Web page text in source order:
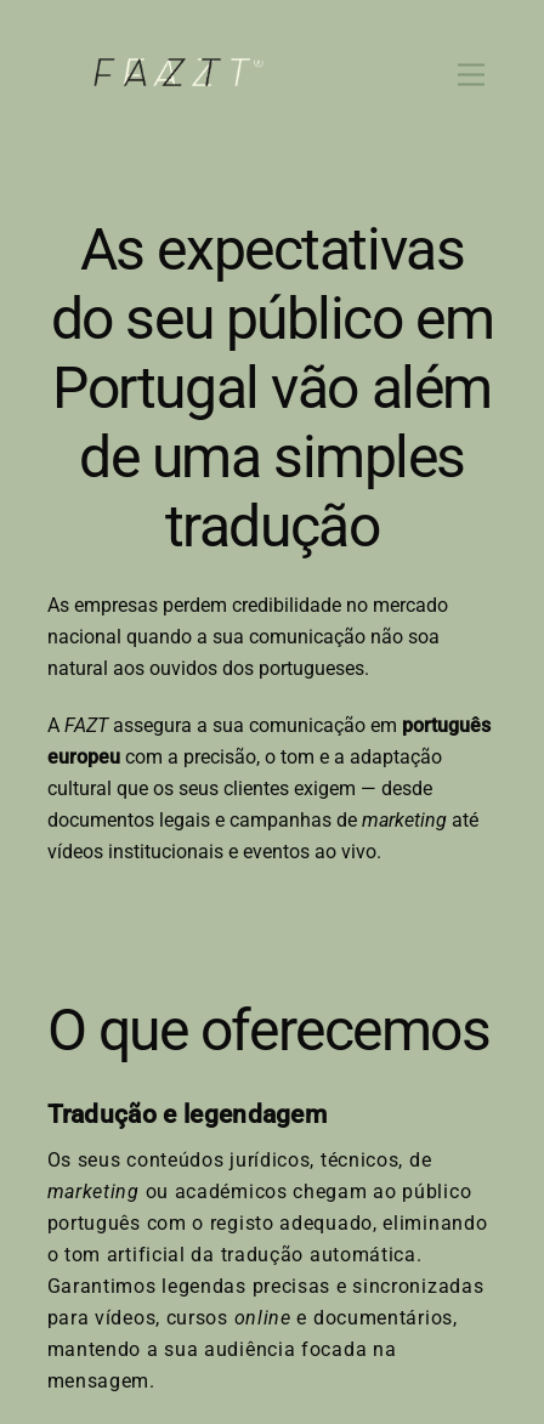
Menu
As expectativas
do seu público em
Portugal vão além
de uma simples
tradução
As empresas perdem credibilidade no mercado
nacional quando a sua comunicação não soa
natural aos ouvidos dos portugueses.
A FAZTassegura a sua comunicação em português
europeucom a precisão, o tom e a adaptação
cultural que os seus clientes exigem — desde
documentos legais e campanhas de marketingaté
vídeos institucionais e eventos ao vivo.
O que oferecemos
Tradução e legendagem
Os seus conteúdos jurídicos, técnicos, de
marketing ou académicos chegam ao público
português com o registo adequado, eliminando
o tom artificial da tradução automática.
Garantimos legendas precisas e sincronizadas
para vídeos, cursos online e documentários,
mantendo a sua audiência focada na
mensagem.